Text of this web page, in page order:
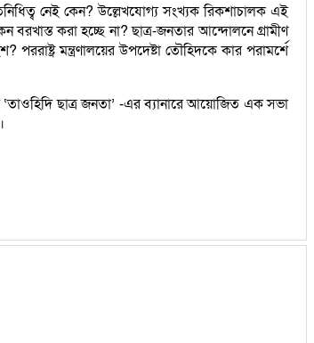
নেই কেন? উল্লেখযোগ্য সংখ্যক রিকশাচালক এই
করা হচ্ছে না? ছাত্র-জনতার আন্দোলনে গ্রামীণ
মন্ত্রণালয়ের উপদেষ্টা তৌহিদকে কার পরামর্শে
‘তাওহিদি ছাত্র জনতা’ -এর ব্যানারে আয়োজিত এক সভা